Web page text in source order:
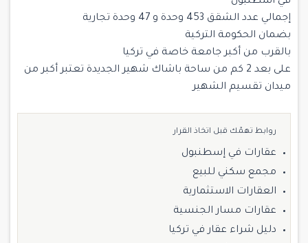
إجمالي عدد الشقق 453 وحدة و 47 وحدة تجارية
بضمان الحكومة التركية
بالقرب من أكبر جامعة خاصة في تركيا
على بعد 2 كم من ساحة باشاك شهير الجديدة تعتبر أكبر من
ميدان تقسيم الشهير
روابط تهمّك قبل اتخاذ القرار
عقارات في إسطنبول
مجمع سكني للبيع
العقارات الاستثمارية
عقارات مسار الجنسية
دليل شراء عقار في تركيا